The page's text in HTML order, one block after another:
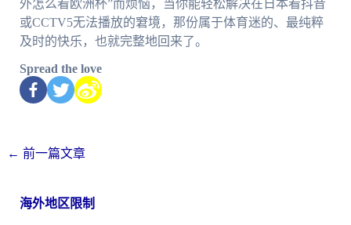
外怎么看欧洲杯”而烦恼，当你能轻松解决在日本看抖音
或CCTV5无法播放的窘境，那份属于体育迷的、最纯粹
及时的快乐，也就完整地回来了。
Spread the love
← 前一篇文章
海外地区限制